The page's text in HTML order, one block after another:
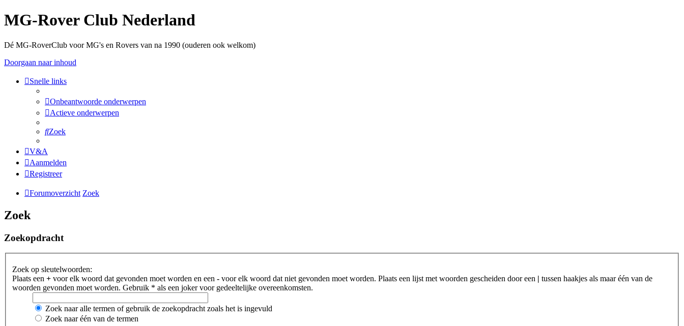
MG-Rover Club Nederland
Dé MG-RoverClub voor MG's en Rovers van na 1990 (ouderen ook welkom)
Doorgaan naar inhoud
Snelle links
Onbeantwoorde onderwerpen
Actieve onderwerpen
Zoek
V&A
Aanmelden
Registreer
Forumoverzicht Zoek
Zoek
Zoekopdracht
Zoek op sleutelwoorden:
Plaats een + voor elk woord dat gevonden moet worden en een - voor elk woord dat niet gevonden moet worden. Plaats een lijst met woorden gescheiden door een | tussen haakjes als maar één van de
woorden gevonden moet worden. Gebruik * als een joker voor gedeeltelijke overeenkomsten.
Zoek naar alle termen of gebruik de zoekopdracht zoals het is ingevuld
Zoek naar één van de termen